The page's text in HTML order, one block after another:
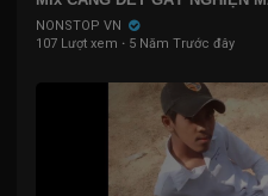
NONSTOP VN
107 Lượt xem · 5 Năm Trước đây